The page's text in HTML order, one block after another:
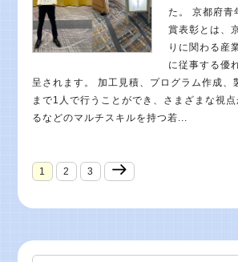
た。 京都府青
賞表彰とは、
りに関わる産
に従事する優
呈されます。 加工見積、プログラム作成、
まで1人で行うことができ、さまざまな視
るなどのマルチスキルを持つ若...
1 2 3